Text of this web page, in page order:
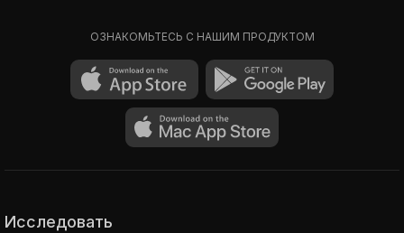
ОЗНАКОМЬТЕСЬ С НАШИМ ПРОДУКТОМ
Исследовать